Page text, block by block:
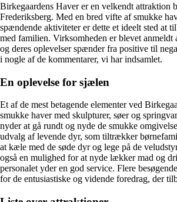
Birkegaardens Haver er en velkendt attraktion
Frederiksberg. Med en bred vifte af smukke
spændende aktiviteter er dette et ideelt sted at
med familien. Virksomheden er blevet anmeldt
og deres oplevelser spænder fra positive til
i nogle af de kommentarer, vi har indsamlet.
En oplevelse for sjælen
Et af de mest betagende elementer ved
smukke haver med skulpturer, søer og
nyder at gå rundt og nyde de smukke
udvalg af levende dyr, som tiltrækker
at kæle med de søde dyr og lege på de
også en mulighed for at nyde lækker mad og
personalet yder en god service. Flere
for de entusiastiske og vidende foredrag, der